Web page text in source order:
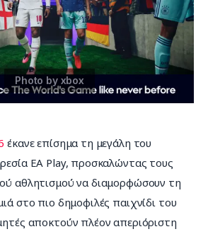
έκανε επίσημα τη μεγάλη του
EA Play, προσκαλώντας τους
αθλητισμού να διαμορφώσουν τη
στο πιο δημοφιλές παιχνίδι του
αποκτούν πλέον απεριόριστη